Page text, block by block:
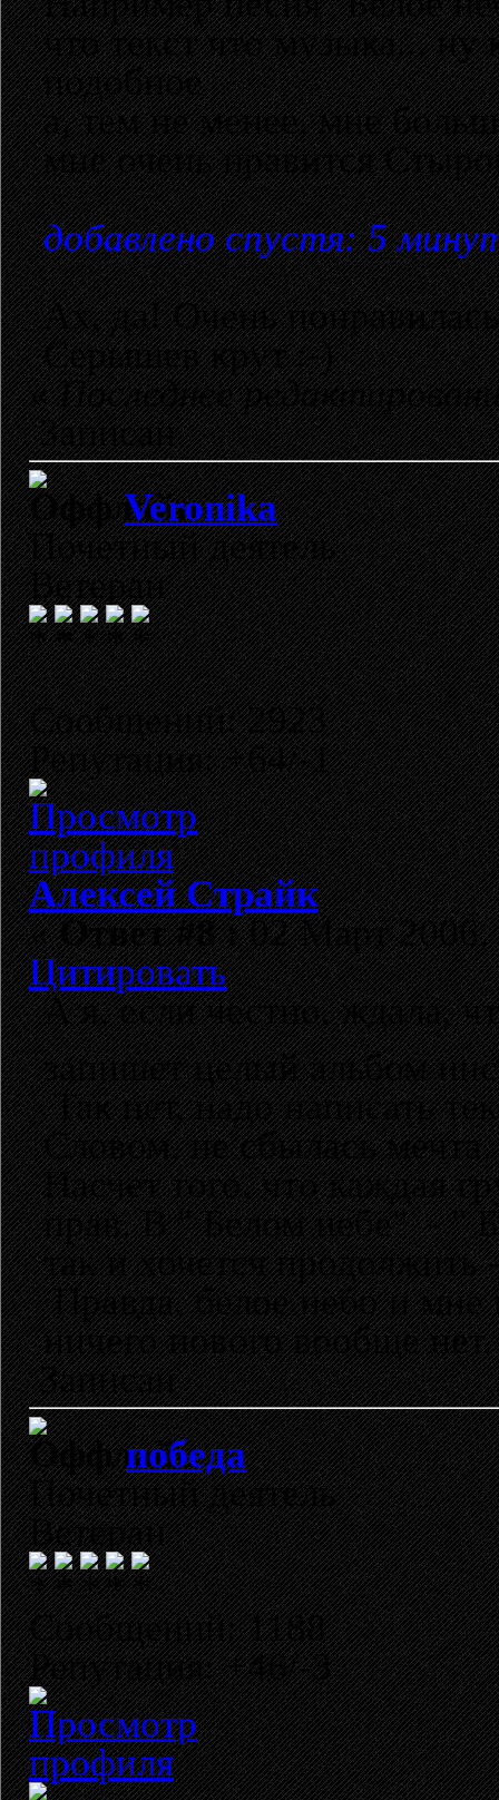
что текст что музыка...
подобное
а, тем не менее, мне
мне очень нравится
добавлено спустя: 5
Ах, да! Очень
Серышев крут :-)
«Последнее
Записан
Veronika
Почетный деятель
Ветеран
Сообщений: 2923
Репутация: +64/-1
Алексей Страйк
«Ответ #8 :02 Март 2006,
Цитировать
А я, если честно, ждала,
запишет целый альбом
Так нет, надо написать
Словом, не сбылась
Насчет того, что каждая
прав. В " Белом небе" - "
так и хочется
Правда, белое небо и мне
ничего нового вообще
Записан
победа
Почетный деятель
Ветеран
Сообщений: 1188
Репутация: +46/-3